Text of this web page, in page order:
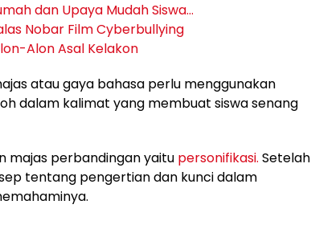
dan Upaya Mudah Siswa…
Nobar Film Cyberbullying
Alon Asal Kelakon
atau gaya bahasa perlu menggunakan
dalam kalimat yang membuat siswa senang
majas perbandingan yaitu personifikasi. Setelah
tentang pengertian dan kunci dalam